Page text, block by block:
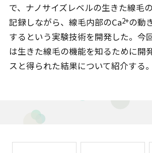
で、ナノサイズレベルの生きた線毛
記録しながら、線毛内部のCa2+の動
するという実験技術を開発した。今
は生きた線毛の機能を知るために開
スと得られた結果について紹介する。